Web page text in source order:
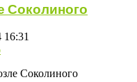
Соколиного
16:31